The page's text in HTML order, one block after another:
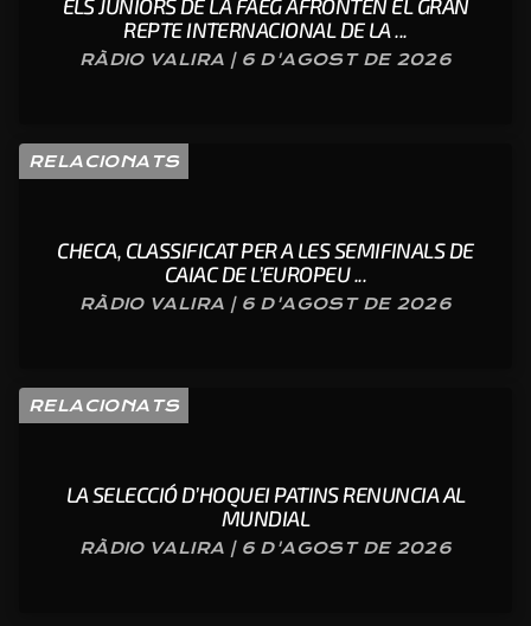
ELS JÚNIORS DE LA FAEG AFRONTEN EL GRAN
REPTE INTERNACIONAL DE LA ...
RÀDIO VALIRA | 6 D'AGOST DE 2026
RELACIONATS
CHECA, CLASSIFICAT PER A LES SEMIFINALS DE
CAIAC DE L’EUROPEU ...
RÀDIO VALIRA | 6 D'AGOST DE 2026
RELACIONATS
LA SELECCIÓ D’HOQUEI PATINS RENUNCIA AL
MUNDIAL
RÀDIO VALIRA | 6 D'AGOST DE 2026